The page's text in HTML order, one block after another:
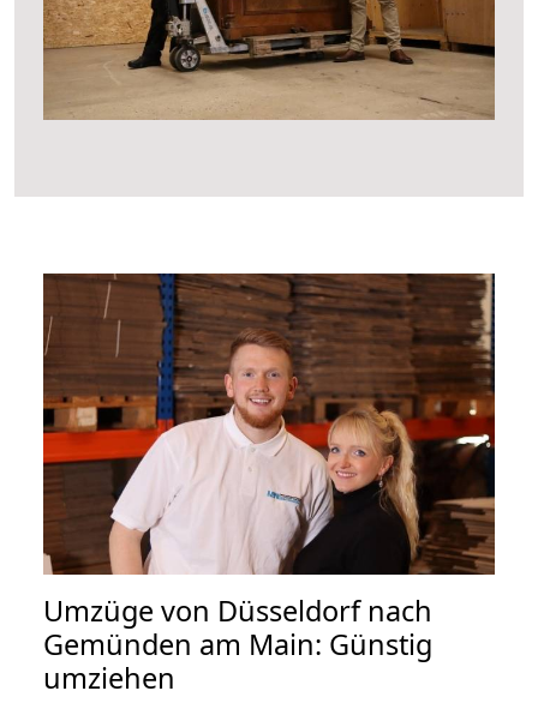
Umzüge von Düsseldorf nach
Gemünden am Main: Günstig
umziehen